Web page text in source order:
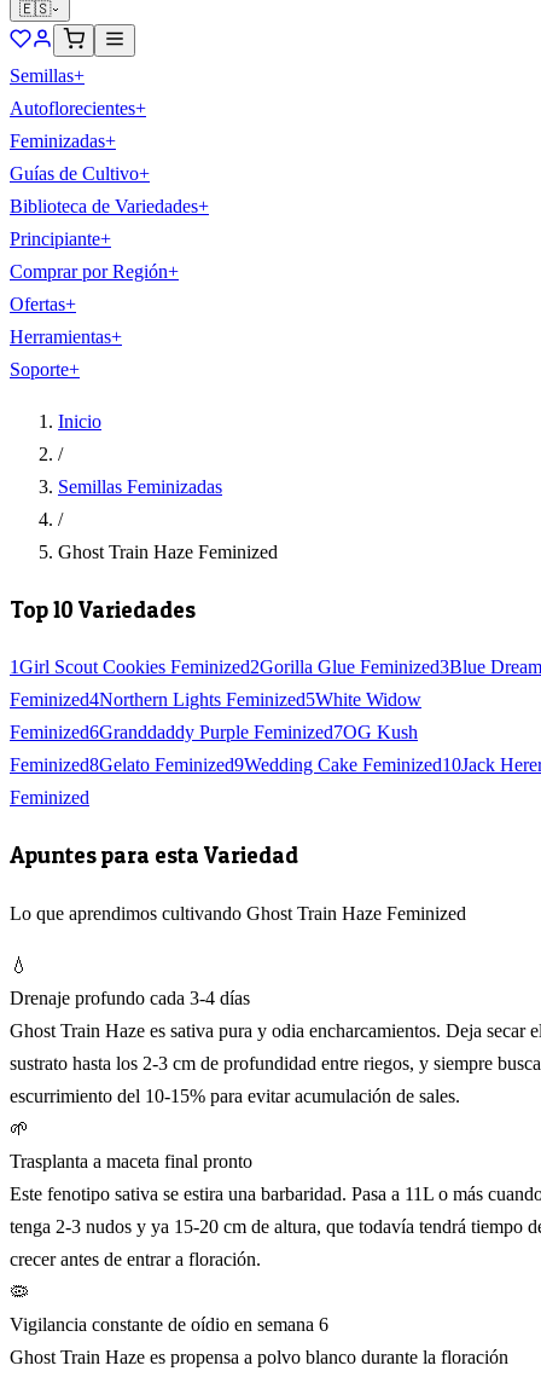
🇪🇸
Semillas+
Autoflorecientes+
Feminizadas+
Guías de Cultivo+
Biblioteca de Variedades+
Principiante+
Comprar por Región+
Ofertas+
Herramientas+
Soporte+
Inicio
/
Semillas Feminizadas
/
Ghost Train Haze Feminized
Top 10 Variedades
1Girl Scout Cookies Feminized2Gorilla Glue Feminized3Blue Dream
Feminized4Northern Lights Feminized5White Widow
Feminized6Granddaddy Purple Feminized7OG Kush
Feminized8Gelato Feminized9Wedding Cake Feminized10Jack
Feminized
Apuntes para esta Variedad
Lo que aprendimos cultivando Ghost Train Haze Feminized
💧
Drenaje profundo cada 3-4 días
Ghost Train Haze es sativa pura y odia encharcamientos. Deja secar
sustrato hasta los 2-3 cm de profundidad entre riegos, y siempre busca
escurrimiento del 10-15% para evitar acumulación de sales.
🌱
Trasplanta a maceta final pronto
Este fenotipo sativa se estira una barbaridad. Pasa a 11L o más
tenga 2-3 nudos y ya 15-20 cm de altura, que todavía tendrá tiempo
crecer antes de entrar a floración.
🦠
Vigilancia constante de oídio en semana 6
Ghost Train Haze es propensa a polvo blanco durante la floración